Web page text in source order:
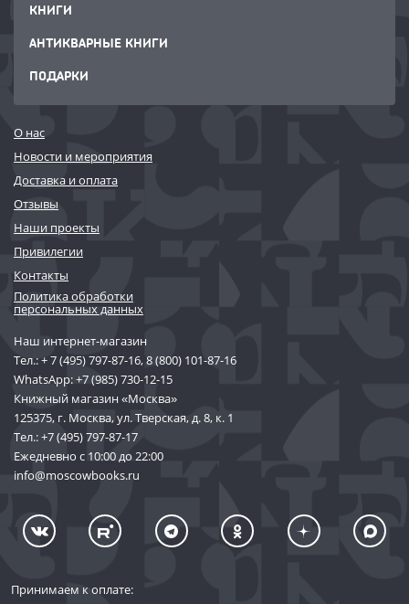
КНИГИ
АНТИКВАРНЫЕ КНИГИ
ПОДАРКИ
О нас
Новости и мероприятия
Доставка и оплата
Отзывы
Наши проекты
Привилегии
Контакты
Политика обработки
персональных данных
Наш интернет-магазин
Тел.:+ 7 (495) 797-87-16,8 (800) 101-87-16
WhatsApp:+7 (985) 730-12-15
Книжный магазин «Москва»
125375, г. Москва, ул. Тверская, д. 8, к. 1
Тел.:+7 (495) 797-87-17
Ежедневно с 10:00 до 22:00
info@moscowbooks.ru
Принимаем к оплате: